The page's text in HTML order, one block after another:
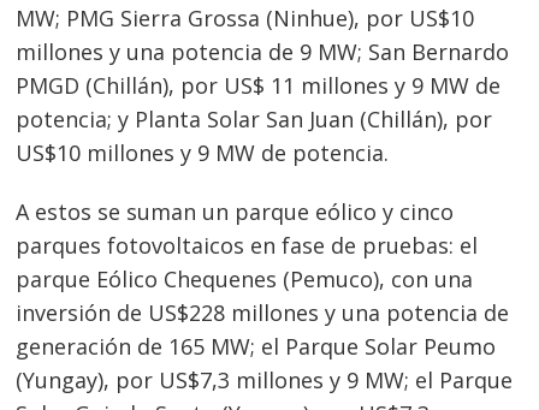
MW; PMG Sierra Grossa (Ninhue), por US$10
millones y una potencia de 9 MW; San Bernardo
PMGD (Chillán), por US$ 11 millones y 9 MW de
potencia; y Planta Solar San Juan (Chillán), por
US$10 millones y 9 MW de potencia.
A estos se suman un parque eólico y cinco
parques fotovoltaicos en fase de pruebas: el
parque Eólico Chequenes (Pemuco), con una
inversión de US$228 millones y una potencia de
generación de 165 MW; el Parque Solar Peumo
(Yungay), por US$7,3 millones y 9 MW; el Parque
de
entradas